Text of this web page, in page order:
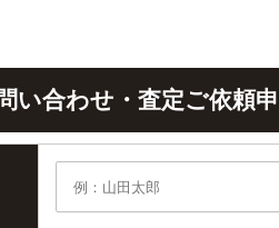
い合わせ・査定ご依頼